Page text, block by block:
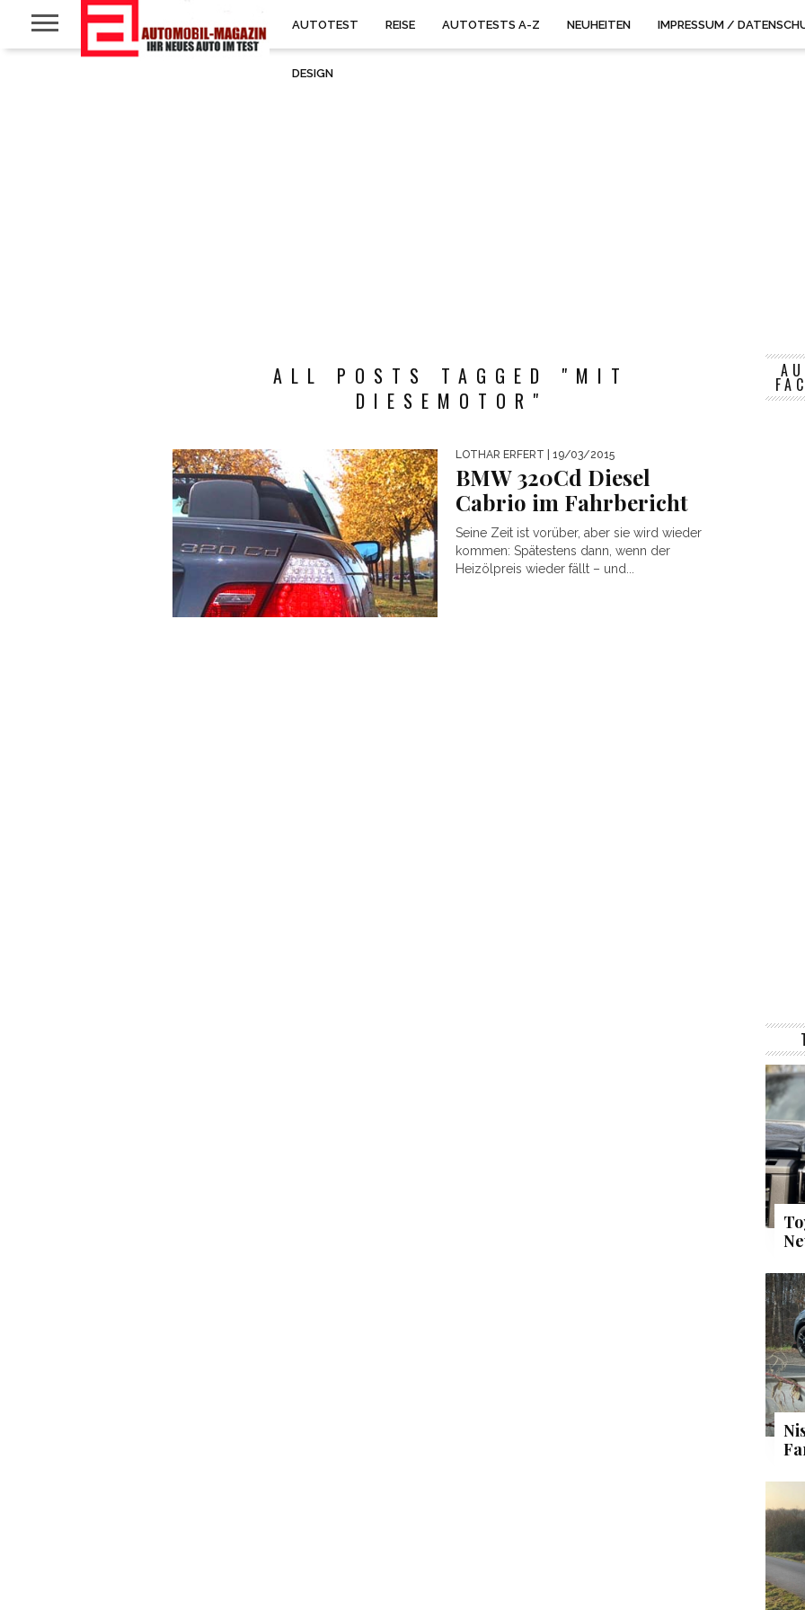
AUTOTEST REISE AUTOTESTS A-Z NEUHEITEN IMPRESSUM /
DESIGN
ALL POSTS TAGGED "MIT
DIESEMOTOR"
LOTHAR ERFERT | 19/03/2015
BMW 320Cd Diesel
Cabrio im Fahrbericht
Seine Zeit ist vorüber, aber sie wird wieder
kommen: Spätestens dann, wenn der
Heizölpreis wieder fällt – und...